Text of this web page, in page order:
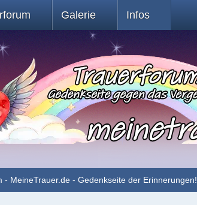
Galerie Infos
- MeineTrauer.de - Gedenkseite der Erinnerungen!